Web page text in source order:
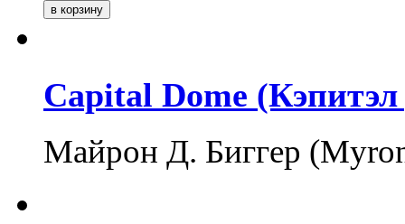
Capital Dome
Майрон Д. Биггер